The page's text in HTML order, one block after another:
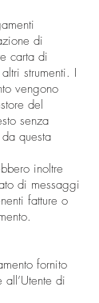
di
carta di
strumenti. I
vengono
del
senza
questa
inoltre
di messaggi
fatture o
fornito
all’Utente di